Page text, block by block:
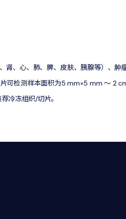
、心、肺、脾、皮肤、胰腺等）、
可检测样本面积为5 mm×5 mm ～ 2
冷冻组织/切片。